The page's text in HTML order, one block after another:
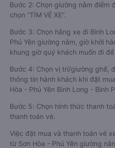
Bước 2: Chọn giường nằm điểm
chọn “TÌM VÉ XE”.
Bước 3: Chọn hãng xe đi Bình
Phú Yên giường nằm, giờ khởi
khung giờ quý khách muốn đi
Bước 4: Chọn vị trí/giường ghế,
thông tin hành khách khi đặt
Hòa - Phú Yên Bình Long - Bình
Bước 5: Chọn hình thức thanh
thanh toán vé.
Việc đặt mua và thanh toán vé
từ Sơn Hòa - Phú Yên giường